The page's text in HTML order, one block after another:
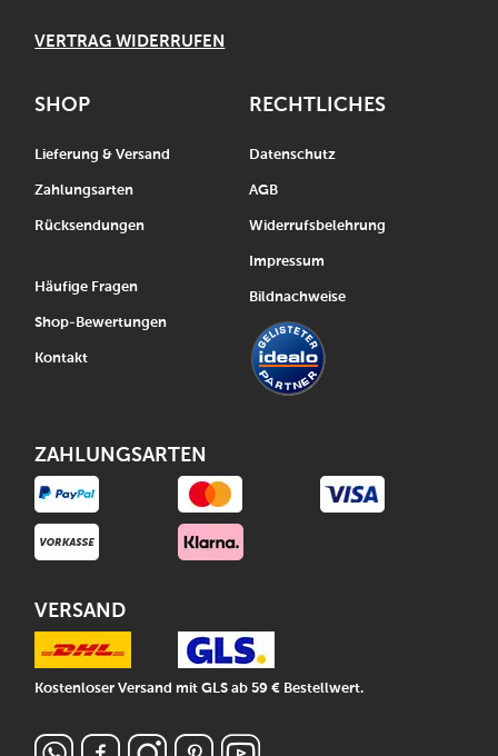
VERTRAG WIDERRUFEN
SHOP
Lieferung & Versand
Zahlungsarten
Rücksendungen
Häufige Fragen
Shop-Bewertungen
Kontakt
RECHTLICHES
Datenschutz
AGB
Widerrufsbelehrung
Impressum
Bildnachweise
ZAHLUNGSARTEN
VERSAND
Kostenloser Versand mit GLS ab 59 € Bestellwert.